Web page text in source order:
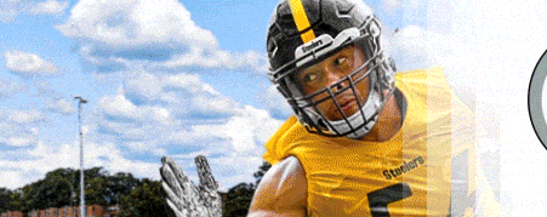
Skip
to
main
content